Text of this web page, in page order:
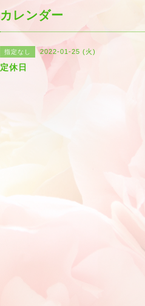
カレンダー
指定なし 2022-01-25 (火)
定休日